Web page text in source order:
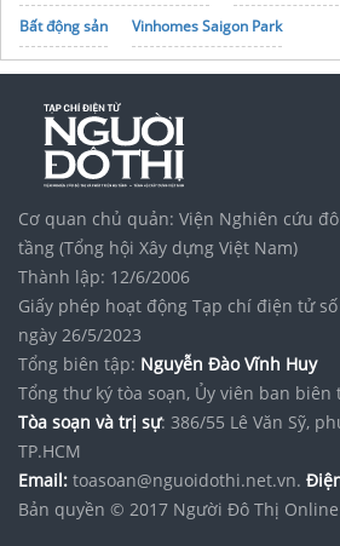
Bất động sản
Vinhomes Saigon Park
noxh K Home Avenue Nhơn Trạch
Tập đoàn
Hệ thốngdailybia.com
Giày Nike Air Jordan chính hãng
thuytramstore.com
in phong bì lấy ngay
in bao bì
Tủ chậu lavabo tân cổ điển eterra
Cơ quan chủ quản: Viện Nghiên cứu
tầng (Tổng hội Xây dựng Việt Nam)
Thành lập: 12/6/2006
Giấy phép hoạt động Tạp chí điện tử số
ngày 26/5/2023
Tổng biên tập: Nguyễn Đào Vĩnh Huy
Tổng thư ký tòa soạn, Ủy viên ban biên
Tòa soạn và trị sự: 386/55 Lê Văn Sỹ,
TP.HCM
Email: toasoan@nguoidothi.net.vn.
Bản quyền © 2017 Người Đô Thị Online